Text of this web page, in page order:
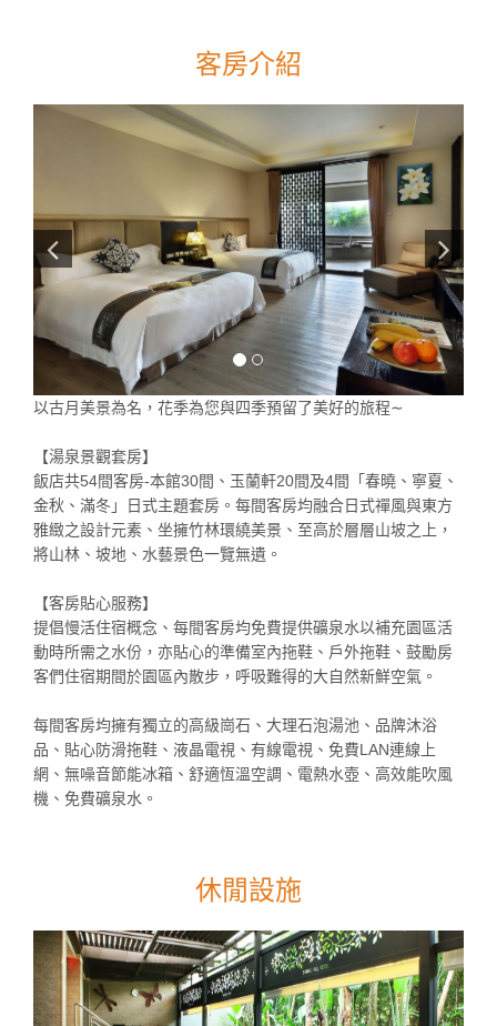
客房介紹
以古月美景為名，花季為您與四季預留了美好的旅程∼
【湯泉景觀套房】
飯店共54間客房-本館30間、玉蘭軒20間及4間「春曉、寧夏、
金秋、滿冬」日式主題套房。每間客房均融合日式禪風與東方
雅緻之設計元素、坐擁竹林環繞美景、至高於層層山坡之上，
將山林、坡地、水藝景色一覽無遺。
【客房貼心服務】
提倡慢活住宿概念、每間客房均免費提供礦泉水以補充園區活
動時所需之水份，亦貼心的準備室內拖鞋、戶外拖鞋、鼓勵房
客們住宿期間於園區內散步，呼吸難得的大自然新鮮空氣。
每間客房均擁有獨立的高級崗石、大理石泡湯池、品牌沐浴
品、貼心防滑拖鞋、液晶電視、有線電視、免費LAN連線上
網、無噪音節能冰箱、舒適恆溫空調、電熱水壺、高效能吹風
機、免費礦泉水。
休閒設施